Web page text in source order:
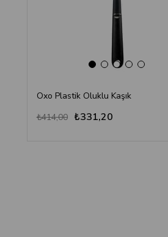
Oxo Plastik Oluklu Kaşık
₺331,20
₺414,00